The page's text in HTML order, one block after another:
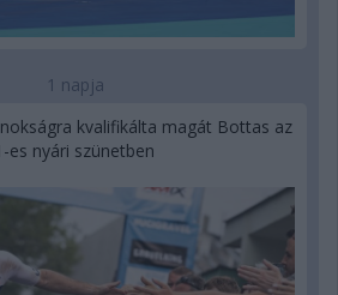
1 napja
kvalifikálta magát Bottas az
es nyári szünetben